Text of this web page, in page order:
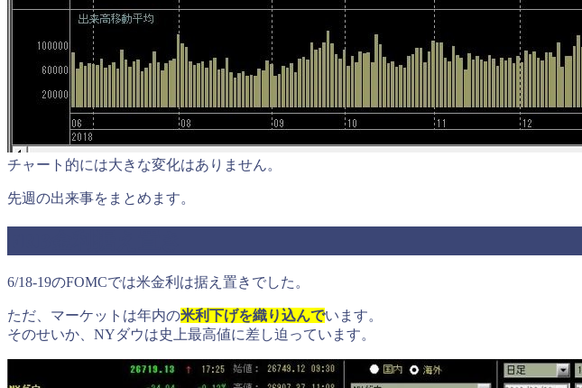
チャート的には大きな変化はありません。
先週の出来事をまとめます。
6/18-19のFOMCでは米金利は据え置きでした。
ただ、マーケットは年内の米利下げを織り込んでいます。
そのせいか、NYダウは史上最高値に差し迫っています。